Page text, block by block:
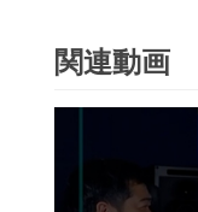
関連動画